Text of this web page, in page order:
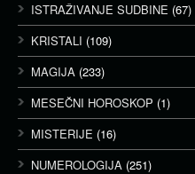
ISTRAŽIVANJE SUDBINE (67)
KRISTALI (109)
MAGIJA (233)
MESEČNI HOROSKOP (1)
MISTERIJE (16)
NUMEROLOGIJA (251)